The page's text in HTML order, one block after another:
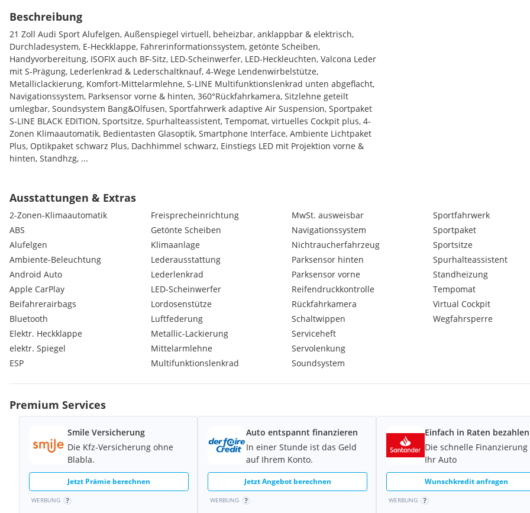
Beschreibung
21 Zoll Audi Sport Alufelgen, Außenspiegel virtuell, beheizbar, anklappbar & elektrisch,
Durchladesystem, E-Heckklappe, Fahrerinformationssystem, getönte Scheiben,
Handyvorbereitung, ISOFIX auch BF-Sitz, LED-Scheinwerfer, LED-Heckleuchten, Valcona Leder
mit S-Prägung, Lederlenkrad & Lederschaltknauf, 4-Wege Lendenwirbelstütze,
Metalliclackierung, Komfort-Mittelarmlehne, S-LINE Multifunktionslenkrad unten abgeflacht,
Navigationssystem, Parksensor vorne & hinten, 360°Rückfahrkamera, Sitzlehne geteilt
umlegbar, Soundsystem Bang&Olfusen, Sportfahrwerk adaptive Air Suspension, Sportpaket
S-LINE BLACK EDITION, Sportsitze, Spurhalteassistent, Tempomat, virtuelles Cockpit plus, 4-
Zonen Klimaautomatik, Bedientasten Glasoptik, Smartphone Interface, Ambiente Lichtpaket
Plus, Optikpaket schwarz Plus, Dachhimmel schwarz, Einstiegs LED mit Projektion vorne &
hinten, Standhzg, ...
Leasingfähiger Gebrauchtwagen!– über 750 Autos verfügbar!
Bestbewerteter Autohandelsbetrieb Österreichs 2019, 2021,2023 & 2024!
(Kundenbewertungen bei )
Alle Fahrzeuge verfügen über ein gültiges Pickerl!
Eigene Bosch-Car-Service-Fachwerkstätte mit Ersatzauto!
Ausstattungen & Extras
2-Zonen-Klimaautomatik
ABS
Alufelgen
Ambiente-Beleuchtung
Android Auto
Apple CarPlay
Beifahrerairbags
Bluetooth
Elektr. Heckklappe
elektr. Spiegel
ESP
Freisprecheinrichtung
Getönte Scheiben
Klimaanlage
Lederausstattung
Lederlenkrad
LED-Scheinwerfer
Lordosenstütze
Luftfederung
Metallic-Lackierung
Mittelarmlehne
Multifunktionslenkrad
MwSt. ausweisbar
Navigationssystem
Nichtraucherfahrzeug
Parksensor hinten
Parksensor vorne
Reifendruckkontrolle
Rückfahrkamera
Schaltwippen
Serviceheft
Servolenkung
Soundsystem
Sportfahrwerk
Sportpaket
Sportsitze
Spurhalteassistent
Standheizung
Tempomat
Virtual Cockpit
Wegfahrsperre
Premium Services
Smile Versicherung
Die Kfz-Versicherung ohne
Blabla.
Jetzt Prämie berechnen
WERBUNG
Auto entspannt finanzieren
In einer Stunde ist das Geld
auf Ihrem Konto.
Jetzt Angebot berechnen
WERBUNG
Einfach in Raten bezahlen
Die schnelle
Ihr Auto
Wunschkredit anfragen
WERBUNG